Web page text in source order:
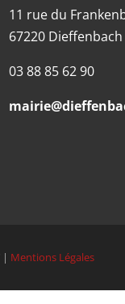
11 rue du
67220 Dieffenbach
03 88 85 62 90
| Mentions Légales